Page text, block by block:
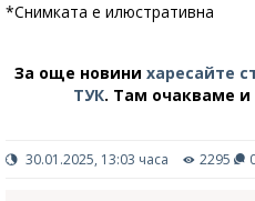
*Снимката е илюстративна
За още новини харесайте
ТУК. Там очакваме
30.01.2025, 13:03 часа 2295